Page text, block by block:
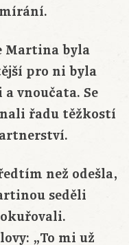
Martina byla
pro ni byla
vnoučata. Se
řadu těžkostí
než odešla,
seděli
„To mi už